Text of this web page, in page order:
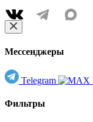
Мессенджеры
Telegram
Фильтры